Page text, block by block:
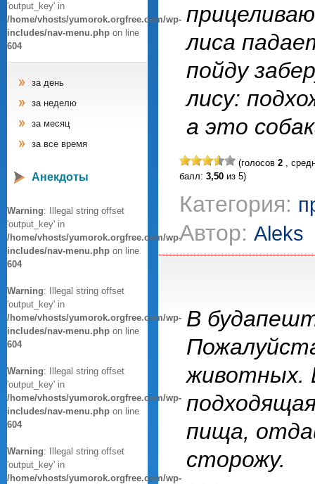
'output_key' in
/home/vhosts/yumorok.orgfree.com/wp-
includes/nav-menu.php on line
604
за день
за неделю
за месяц
за все время
Анекдоты
Warning: Illegal string offset
'output_key' in
/home/vhosts/yumorok.orgfree.com/wp-
includes/nav-menu.php on line
604
Warning: Illegal string offset
'output_key' in
/home/vhosts/yumorok.orgfree.com/wp-
includes/nav-menu.php on line
604
Warning: Illegal string offset
'output_key' in
/home/vhosts/yumorok.orgfree.com/wp-
includes/nav-menu.php on line
604
Warning: Illegal string offset
'output_key' in
/home/vhosts/yumorok.orgfree.com/wp-
лиса
пойду
лису:
а это
(голосов 2 ,
балл: 3,50 из 5)
Категория:
Автор: Aleks
В
животных.
пища,
сторожу.